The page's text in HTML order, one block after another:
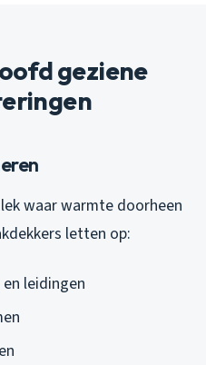
geziene
waar warmte doorheen
letten op:
leidingen